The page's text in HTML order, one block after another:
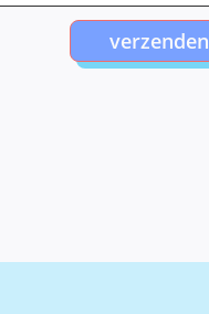
verzenden